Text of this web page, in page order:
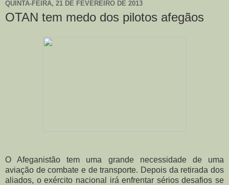
QUINTA-FEIRA, 21 DE FEVEREIRO DE 2013
OTAN tem medo dos pilotos afegãos
O Afeganistão tem uma grande necessidade de uma
aviação de combate e de transporte. Depois da retirada dos
aliados, o exército nacional irá enfrentar sérios desafios se